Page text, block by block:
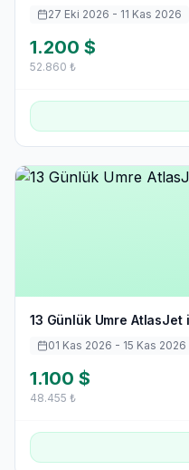
27 Eki 2026 - 11 Kas 2026
1.200 $
52.860 ₺
13 Günlük Umre
01 Kas 2026 - 15 Kas 2026
1.100 $
48.455 ₺